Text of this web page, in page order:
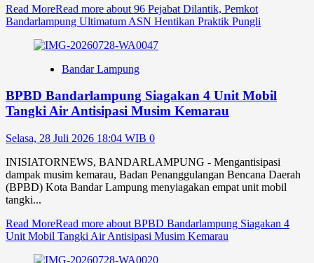
Read MoreRead more about 96 Pejabat Dilantik, Pemkot
Bandarlampung Ultimatum ASN Hentikan Praktik Pungli
Bandar Lampung
BPBD Bandarlampung Siagakan 4 Unit Mobil
Tangki Air Antisipasi Musim Kemarau
Selasa, 28 Juli 2026 18:04 WIB 0
INISIATORNEWS, BANDARLAMPUNG - Mengantisipasi
dampak musim kemarau, Badan Penanggulangan Bencana Daerah
(BPBD) Kota Bandar Lampung menyiagakan empat unit mobil
tangki...
Read MoreRead more about BPBD Bandarlampung Siagakan 4
Unit Mobil Tangki Air Antisipasi Musim Kemarau